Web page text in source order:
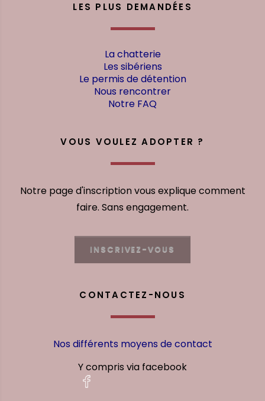
LES PLUS DEMANDÉES
La chatterie
Les sibériens
Le permis de détention
Nous rencontrer
Notre FAQ
VOUS VOULEZ ADOPTER ?
Notre page d'inscription vous explique comment
faire. Sans engagement.
INSCRIVEZ-VOUS
CONTACTEZ-NOUS
Nos différents moyens de contact
Y compris via facebook